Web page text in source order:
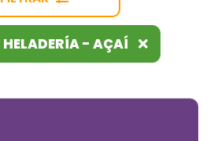
HELADERÍA - AÇAÍ